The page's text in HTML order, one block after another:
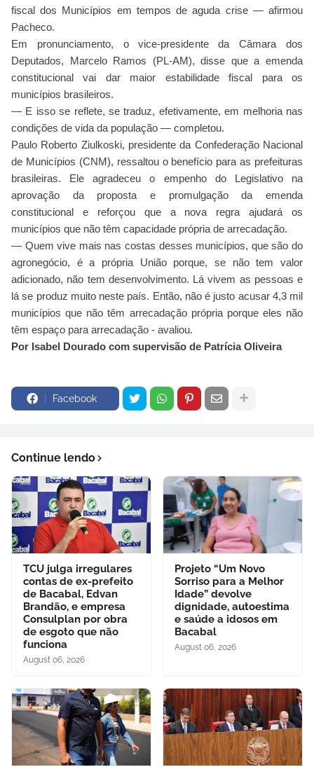
fiscal dos Municípios em tempos de aguda crise — afirmou
Pacheco.
Em pronunciamento, o vice-presidente da Câmara dos
Deputados, Marcelo Ramos (PL-AM), disse que a emenda
constitucional vai dar maior estabilidade fiscal para os
municípios brasileiros.
— E isso se reflete, se traduz, efetivamente, em melhoria nas
condições de vida da população — completou.
Paulo Roberto Ziulkoski, presidente da Confederação Nacional
de Municípios (CNM), ressaltou o benefício para as prefeituras
brasileiras. Ele agradeceu o empenho do Legislativo na
aprovação da proposta e promulgação da emenda
constitucional e reforçou que a nova regra ajudará os
municípios que não têm capacidade própria de arrecadação.
— Quem vive mais nas costas desses municípios, que são do
agronegócio, é a própria União porque, se não tem valor
adicionado, não tem desenvolvimento. Lá vivem as pessoas e
lá se produz muito neste país. Então, não é justo acusar 4,3 mil
municípios que não têm arrecadação própria porque eles não
têm espaço para arrecadação - avaliou.
Por Isabel Dourado com supervisão de Patrícia Oliveira
Facebook
Continue lendo
TCU julga irregulares
contas de ex-prefeito
de Bacabal, Edvan
Brandão, e empresa
Consulplan por obra
de esgoto que não
funciona
August 06, 2026
Projeto “Um Novo
Sorriso para a Melhor
Idade” devolve
dignidade, autoestima
e saúde a idosos em
Bacabal
August 06, 2026